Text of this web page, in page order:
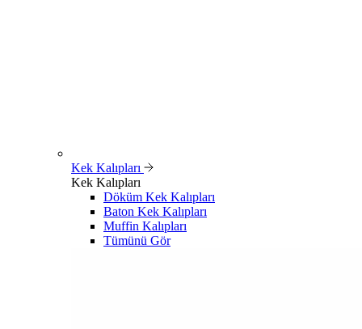
Kek Kalıpları
Kek Kalıpları
Döküm Kek Kalıpları
Baton Kek Kalıpları
Muffin Kalıpları
Tümünü Gör